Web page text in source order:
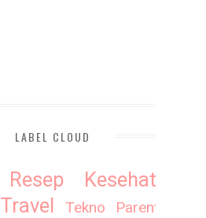
LABEL CLOUD
Resep
Kesehatan
Travel Tekno
Parenting